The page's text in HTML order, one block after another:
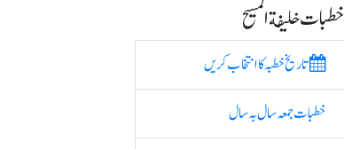
خطبات خلیفة المسیح
تاریخ خطبہ کا انتخاب کریں
خطبات جمعہ سال بہ سال